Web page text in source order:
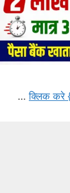
…क्लिक करे